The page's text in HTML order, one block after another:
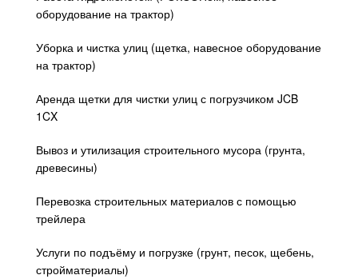
оборудование на трактор)
Уборка и чистка улиц (щетка, навесное оборудование
на трактор)
Аренда щетки для чистки улиц с погрузчиком JCB
1CX
Вывоз и утилизация строительного мусора (грунта,
древесины)
Перевозка строительных материалов с помощью
трейлера
Услуги по подъёму и погрузке (грунт, песок, щебень,
стройматериалы)